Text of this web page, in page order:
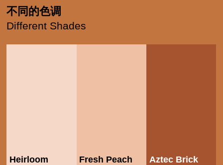
不同的色调
Different Shades
Heirloom Fresh Peach Aztec Brick